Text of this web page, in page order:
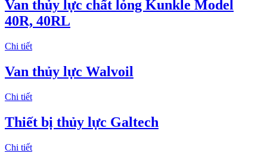
Van thủy lực chất lỏng Kunkle Model
40R, 40RL
Chi tiết
Van thủy lực Walvoil
Chi tiết
Thiết bị thủy lực Galtech
Chi tiết